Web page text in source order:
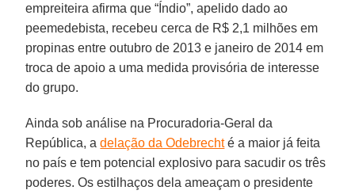
empreiteira afirma que “Índio”, apelido dado ao
peemedebista, recebeu cerca de R$ 2,1 milhões em
propinas entre outubro de 2013 e janeiro de 2014 em
troca de apoio a uma medida provisória de interesse
do grupo.
Ainda sob análise na Procuradoria-Geral da
República, adelação da Odebrechté a maior já feita
no país e tem potencial explosivo para sacudir os três
poderes. Os estilhaços dela ameaçam o presidente